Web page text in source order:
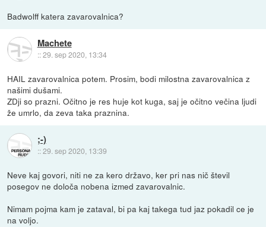
Badwolff katera zavarovalnica?
Machete
::29. sep 2020, 13:34
HAIL zavarovalnica potem. Prosim, bodi milostna zavarovalnica z
našimi dušami.
ZDji so prazni. Očitno je res huje kot kuga, saj je očitno večina ljudi
že umrlo, da zeva taka praznina.
;-)
::29. sep 2020, 13:39
Neve kaj govori, niti ne za kero državo, ker pri nas nič števil
posegov ne določa nobena izmed zavarovalnic.
Nimam pojma kam je zataval, bi pa kaj takega tud jaz pokadil ce je
na voljo.